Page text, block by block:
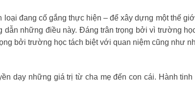
đang cố gắng thực hiện – để xây dựng một thế
những điều này. Đáng trân trọng bởi vì trường
bởi trường học tách biệt với quan niệm cũng như
dạy những giá trị từ cha mẹ đến con cái. Hành tinh